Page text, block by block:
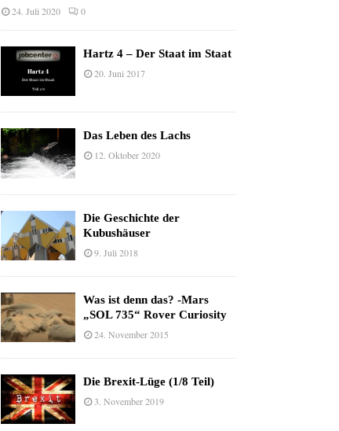
24. Juli 2020 0
Hartz 4 – Der Staat im Staat
20. Juni 2017
Das Leben des Lachs
12. Oktober 2020
Die Geschichte der
Kubushäuser
9. Juli 2018
Was ist denn das? -Mars
„SOL 735“ Rover Curiosity
24. November 2015
Die Brexit-Lüge (1/8 Teil)
3. November 2019